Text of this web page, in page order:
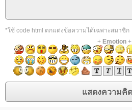
*ใช้ code html ตกแต่งข้อความได้เฉพาะสมาชิก
+ Emotion+